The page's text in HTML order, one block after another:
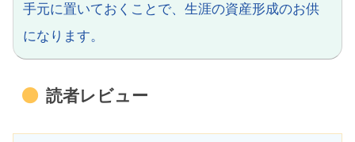
手元に置いておくことで、生涯の資産形成のお供
になります。
読者レビュー